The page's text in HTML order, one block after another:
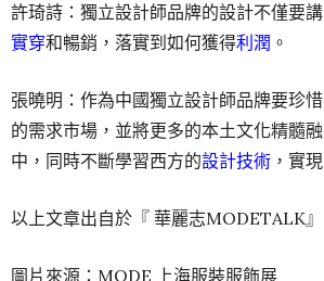
許琦詩：獨立設計師品牌的設計不僅要
實穿和暢銷，落實到如何獲得利潤 。
張曉明：作為中國獨立設計師品牌要珍
的需求市場，並將更多的本土文化精髓
中，同時不斷學習西方的設計技術 ，實
以上文章出自於『 華麗志MODETALK』
圖片來源：MODE 上海服裝服飾展